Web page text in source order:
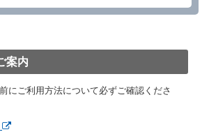
経過してもレンタカー貸渡契約（以下
当社に支払うものとし、当社は、この
料の支払いがあったときは、受領済の予
受人に返還するものとします。
より、予約が取り消されたとき、又は貸
するものとします。
案内
にご利用方法について必ずご確認くださ